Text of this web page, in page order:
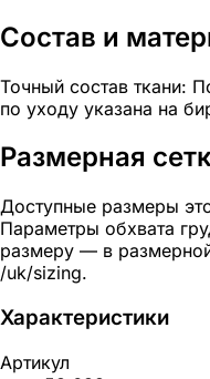
Состав и
Точный состав ткани:
по уходу указана на
Размерная
Доступные размеры
Параметры обхвата
размеру — в
/uk/sizing.
Характеристики
Артикул